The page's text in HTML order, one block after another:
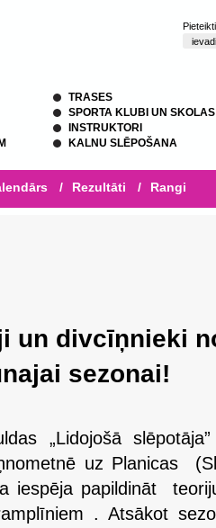
TRASES
SPORTA KLUBI UN SKOLAS
INSTRUKTORI
KALNU SLĒPOŠANA
/ Rezultāti / Rangi
un divcīņnieki
sezonai!
„Lidojošā
uz Planicas
iespēja papildināt
. Atsākot